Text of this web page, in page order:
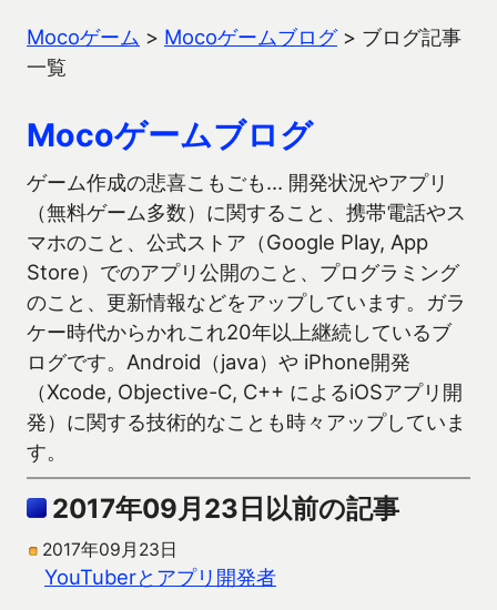
Mocoゲーム > Mocoゲームブログ> ブログ記事
一覧
Mocoゲームブログ
ゲーム作成の悲喜こもごも… 開発状況やアプリ
（無料ゲーム多数）に関すること、携帯電話やス
マホのこと、公式ストア（Google Play, App
Store）でのアプリ公開のこと、プログラミング
のこと、更新情報などをアップしています。ガラ
ケー時代からかれこれ20年以上継続しているブ
ログです。Android（java）や iPhone開発
（Xcode, Objective-C, C++ によるiOSアプリ開
発）に関する技術的なことも時々アップしていま
す。
2017年09月23日以前の記事
2017年09月23日
YouTuberとアプリ開発者